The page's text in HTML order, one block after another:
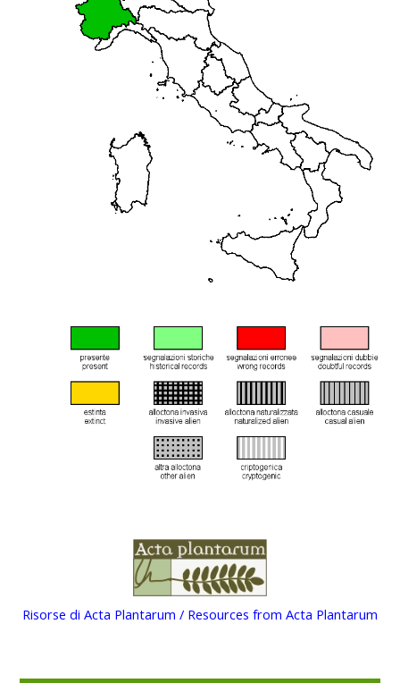
Risorse di Acta Plantarum / Resources from Acta Plantarum